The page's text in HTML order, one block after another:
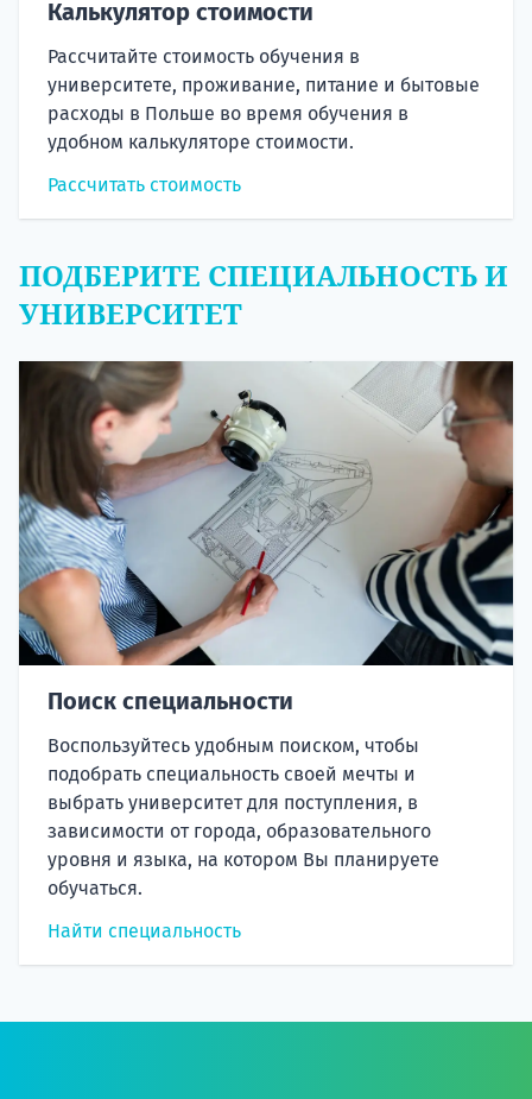
Калькулятор стоимости
Рассчитайте стоимость обучения в
университете, проживание, питание и бытовые
расходы в Польше во время обучения в
удобном калькуляторе стоимости.
Рассчитать стоимость
ПОДБЕРИТЕ СПЕЦИАЛЬНОСТЬ И
УНИВЕРСИТЕТ
Поиск специальности
Воспользуйтесь удобным поиском, чтобы
подобрать специальность своей мечты и
выбрать университет для поступления, в
зависимости от города, образовательного
уровня и языка, на котором Вы планируете
обучаться.
Найти специальность